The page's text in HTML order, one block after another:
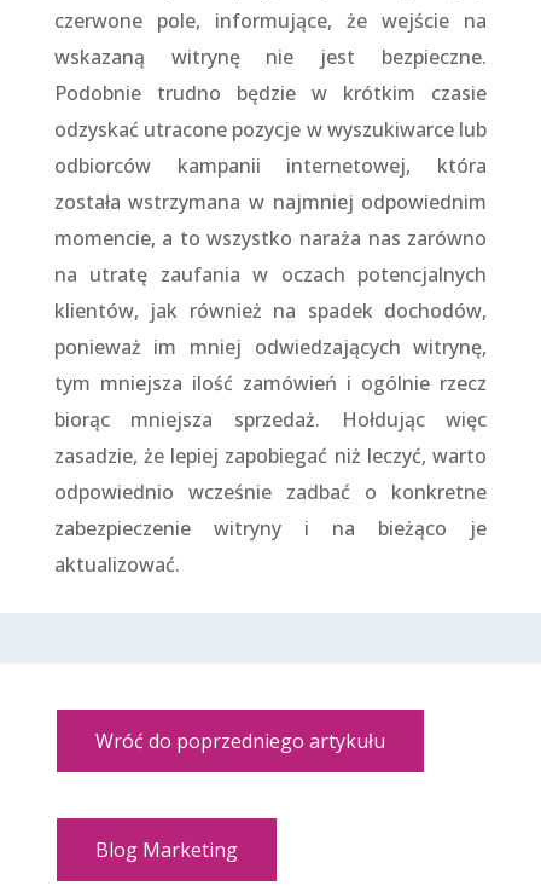
czerwone pole, informujące, że wejście na
wskazaną witrynę nie jest bezpieczne.
Podobnie trudno będzie w krótkim czasie
odzyskać utracone pozycje w wyszukiwarce lub
odbiorców kampanii internetowej, która
została wstrzymana w najmniej odpowiednim
momencie, a to wszystko naraża nas zarówno
na utratę zaufania w oczach potencjalnych
klientów, jak również na spadek dochodów,
ponieważ im mniej odwiedzających witrynę,
tym mniejsza ilość zamówień i ogólnie rzecz
biorąc mniejsza sprzedaż. Hołdując więc
zasadzie, że lepiej zapobiegać niż leczyć, warto
odpowiednio wcześnie zadbać o konkretne
zabezpieczenie witryny i na bieżąco je
aktualizować.
Wróć do poprzedniego artykułu
Blog Marketing